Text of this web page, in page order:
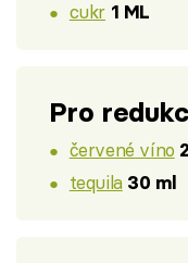
cukr 1 ML
Pro
červené víno
tequila 30 ml